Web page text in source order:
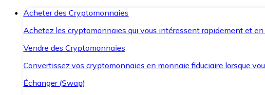
Acheter des Cryptomonnaies
Achetez les cryptomonnaies qui vous intéressent rapidement et en
Vendre des Cryptomonnaies
Convertissez vos cryptomonnaies en monnaie fiduciaire lorsque
Échanger (Swap)